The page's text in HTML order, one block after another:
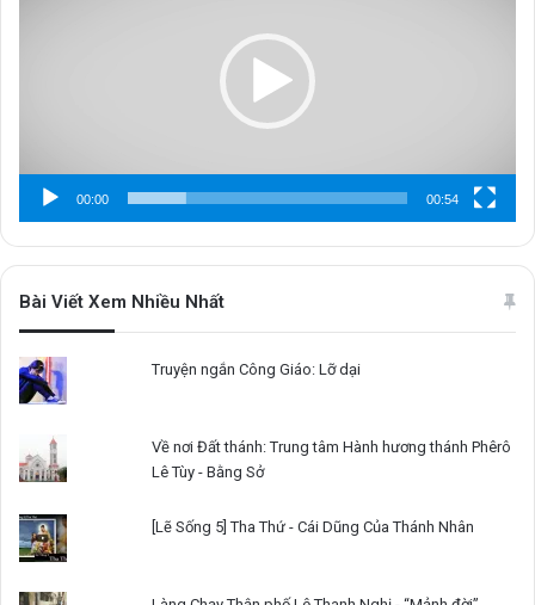
00:00 00:54
Bài Viết Xem Nhiều Nhất
Truyện ngắn Công Giáo: Lỡ dại
Về nơi Đất thánh: Trung tâm Hành hương thánh Phêrô
Lê Tùy - Bằng Sở
[Lẽ Sống 5] Tha Thứ - Cái Dũng Của Thánh Nhân